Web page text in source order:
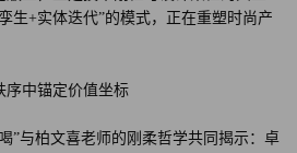
生+实体迭代”的模式，正在重塑时尚产
序中锚定价值坐标
”与柏文喜老师的刚柔哲学共同揭示：卓